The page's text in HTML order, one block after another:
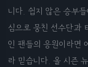
니다. 쉽지 않은 승부
심으로 뭉친 선수단과
인 팬들의 응원이라면
라 믿습니다. 올 시즌